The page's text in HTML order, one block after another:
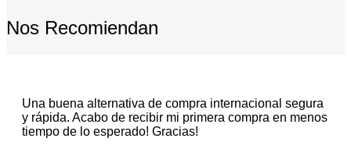
Nos Recomiendan
Una buena alternativa de compra internacional segura
y rápida. Acabo de recibir mi primera compra en menos
tiempo de lo esperado! Gracias!